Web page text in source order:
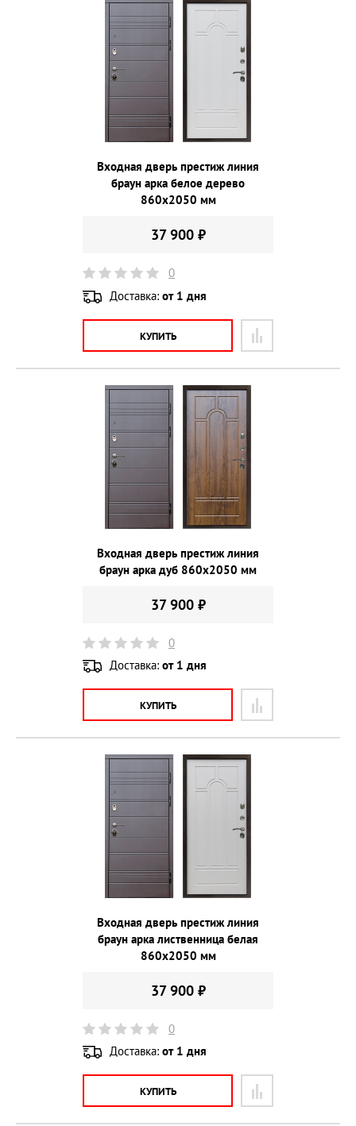
Входная дверь престиж линия
браун арка белое дерево
860х2050 мм
37 900 ₽
0
Доставка: от 1 дня
КУПИТЬ
Входная дверь престиж линия
браун арка дуб 860х2050 мм
37 900 ₽
0
Доставка: от 1 дня
КУПИТЬ
Входная дверь престиж линия
браун арка лиственница белая
860х2050 мм
37 900 ₽
0
Доставка: от 1 дня
КУПИТЬ